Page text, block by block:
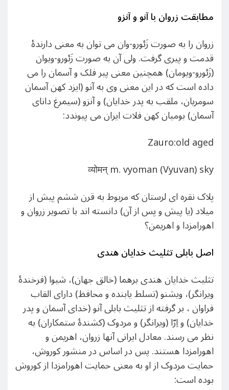
مطابقت زروان با آنو و آنزو
زروان را به صورت زَئورو-وان می توان به معنی دارندهٔ
قدمت و پیری گرفت. ولی آن به صورت زَئورو-ویوان
(زَئورو-ویومان) همچنین معنی پیر فلک و آسمان را می
داده است که در این معنی وی به آنو (ایزد کهن آسمان
سومریان، ملقب به پدر خدایان) و آنزو (سیمرغ دانای
آسمان) بومیان کهن فلات ایران می پیوندد:
Zauro:old aged
व्योमन् m. vyoman (Vyuvan) sky
پلاک نقره ای لرستان که مربوط به قرن ششم پیش از
میلاد (یا پیش و پس از آن) دانسته اند با تصویر زروان و
اهورامزدا و اهریمن؟
اصل بابلی تثلیث خدایان هندی
تثلیث خدایان هندی برهما (خالق جهان)، شیوا (فرخندهٔ
ویرانگر)، ویشنو (تسلط یابنده و محافظ) دارای القاب
فراوان ، بر گرفته از تثلیث بابلی آنو (خدای آسمان و پدر
خدایان) و اِرّا (ویرانگر) و مردوک (کشندهٔ ستمکاران) به
نظر می رسند. معادل ایرانی آنها زروان، اهریمن و
اهورامزدا هستند. پس در اساس در منشور کوروش،
حمایت مردوک از او به معنی حمایت اهورامزدا از کوروش
بوده است: